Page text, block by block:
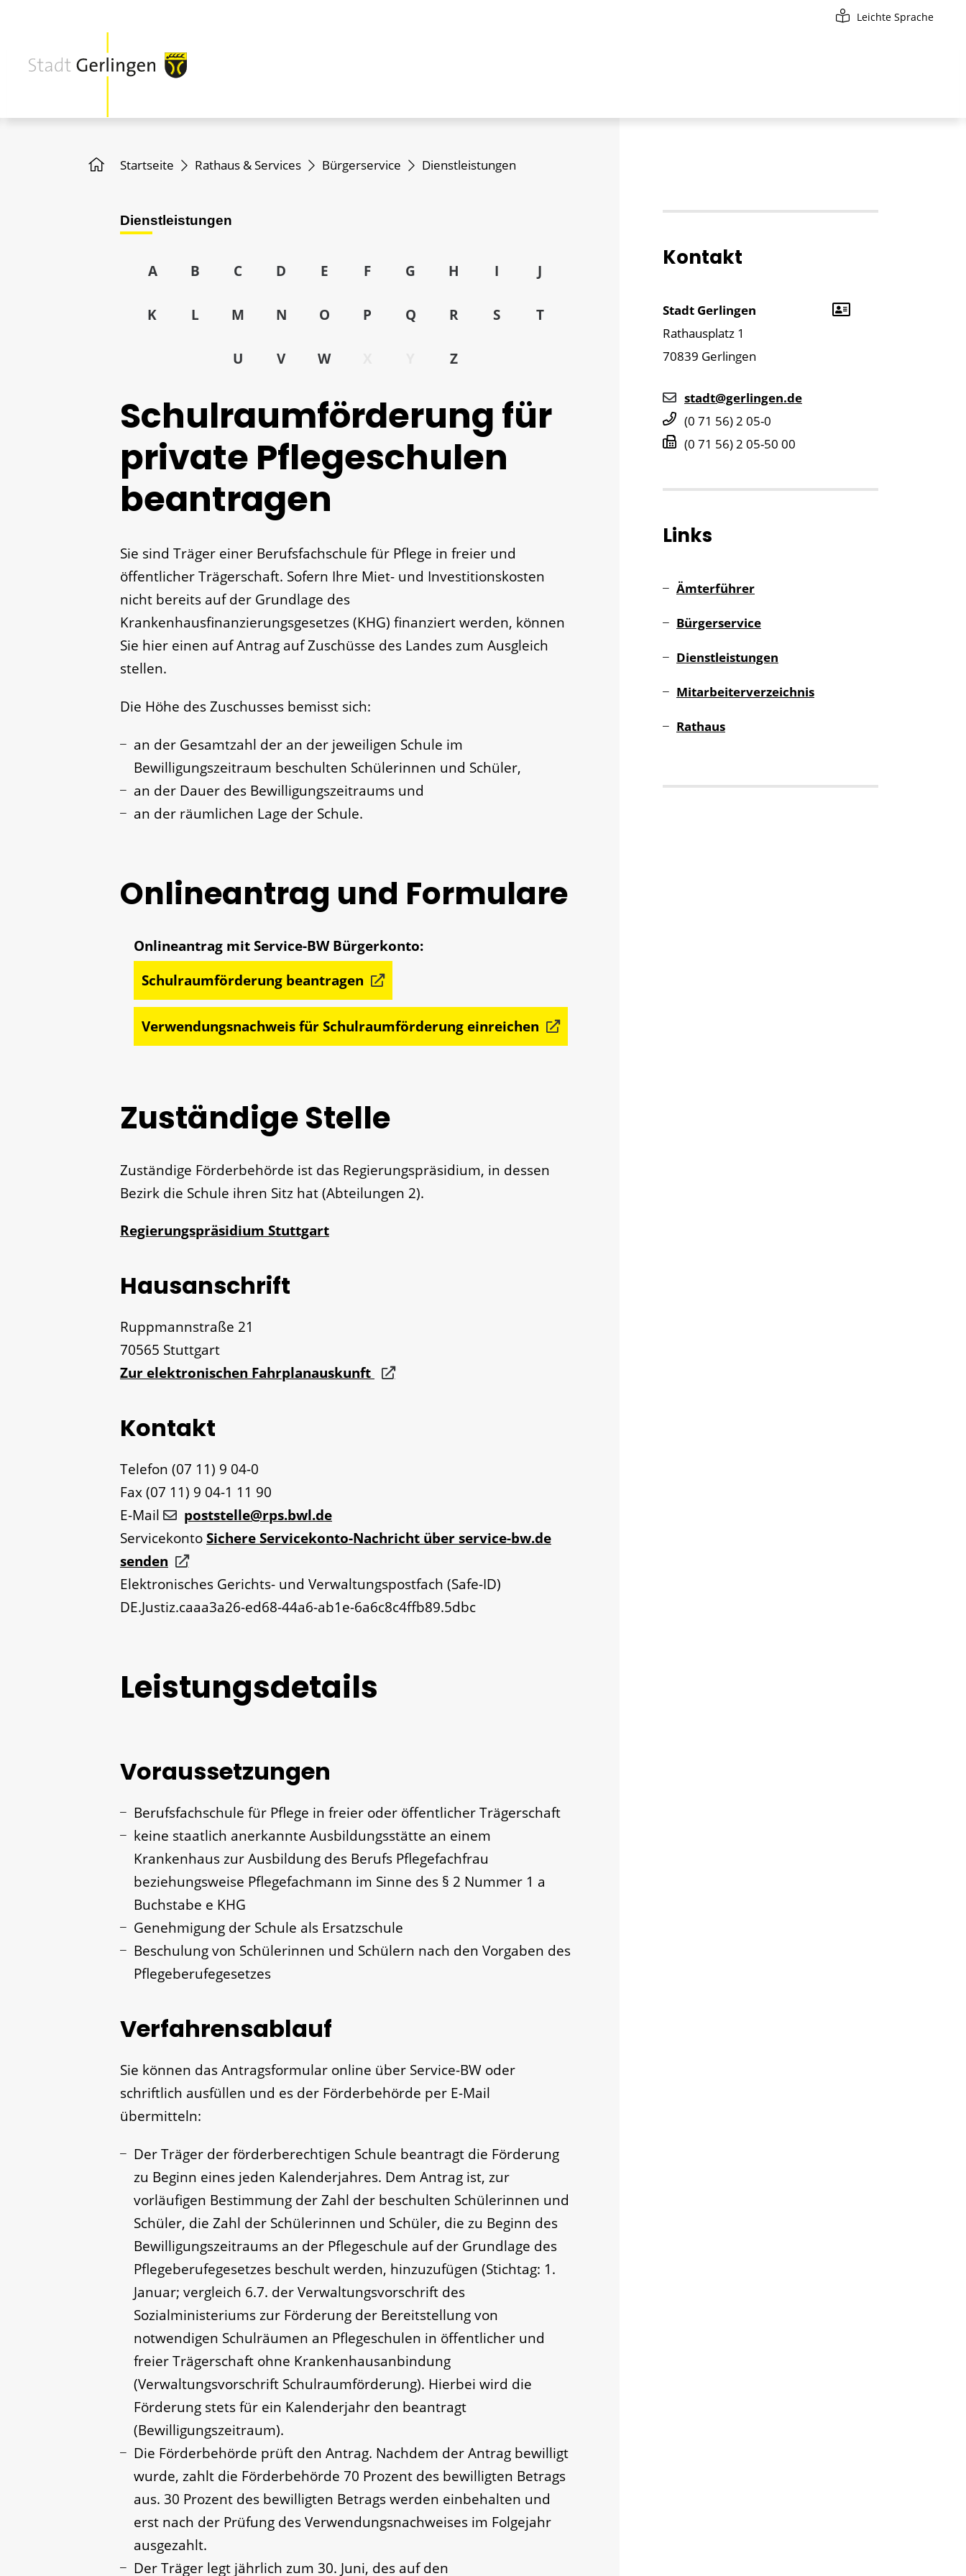
Leichte Sprache
Startseite Rathaus & Services Bürgerservice Dienstleistungen
Dienstleistungen
A B C D E F G H I J
K L M N O P Q R S T
U V W Z
Schulraumförderung für
private Pflegeschulen
beantragen
Sie sind Träger einer Berufsfachschule für Pflege in freier und
öffentlicher Trägerschaft. Sofern Ihre Miet- und Investitionskosten
nicht bereits auf der Grundlage des
Krankenhausfinanzierungsgesetzes (KHG) finanziert werden, können
Sie hier einen auf Antrag auf Zuschüsse des Landes zum Ausgleich
stellen.
Die Höhe des Zuschusses bemisst sich:
an der Gesamtzahl der an der jeweiligen Schule im
Bewilligungszeitraum beschulten Schülerinnen und Schüler,
an der Dauer des Bewilligungszeitraums und
an der räumlichen Lage der Schule.
Onlineantrag und Formulare
Schulraumförderung beantragen
Verwendungsnachweis für Schulraumförderung einreichen
Zuständige Stelle
Zuständige Förderbehörde ist das Regierungspräsidium, in dessen
Bezirk die Schule ihren Sitz hat (Abteilungen 2).
Regierungspräsidium Stuttgart
Hausanschrift
Ruppmannstraße 21
70565 Stuttgart
Zur elektronischen Fahrplanauskunft
Kontakt
Telefon (07 11) 9 04-0
Fax(07 11) 9 04-1 11 90
E-Mail
poststelle@rps.bwl.de
ServicekontoSichere Servicekonto-Nachricht über service-bw.de
senden
Elektronisches Gerichts- und Verwaltungspostfach (Safe-ID)
DE.Justiz.caaa3a26-ed68-44a6-ab1e-6a6c8c4ffb89.5dbc
Leistungsdetails
Voraussetzungen
Berufsfachschule für Pflege in freier oder öffentlicher Trägerschaft
keine staatlich anerkannte Ausbildungsstätte an einem
Krankenhaus zur Ausbildung des Berufs Pflegefachfrau
beziehungsweise Pflegefachmann im Sinne des § 2 Nummer 1 a
Buchstabe e KHG
Genehmigung der Schule als Ersatzschule
Beschulung von Schülerinnen und Schülern nach den Vorgaben des
Pflegeberufegesetzes
Verfahrensablauf
Sie können das Antragsformular online über Service-BW oder
schriftlich ausfüllen und es der Förderbehörde per E-Mail
übermitteln:
Der Träger der förderberechtigen Schule beantragt die Förderung
zu Beginn eines jeden Kalenderjahres. Dem Antrag ist, zur
vorläufigen Bestimmung der Zahl der beschulten Schülerinnen und
Schüler, die Zahl der Schülerinnen und Schüler, die zu Beginn des
Bewilligungszeitraums an der Pflegeschule auf der Grundlage des
Pflegeberufegesetzes beschult werden, hinzuzufügen (Stichtag: 1.
Januar; vergleich 6.7. der Verwaltungsvorschrift des
Sozialministeriums zur Förderung der Bereitstellung von
notwendigen Schulräumen an Pflegeschulen in öffentlicher und
freier Trägerschaft ohne Krankenhausanbindung
(Verwaltungsvorschrift Schulraumförderung). Hierbei wird die
Förderung stets für ein Kalenderjahr den beantragt
(Bewilligungszeitraum).
Die Förderbehörde prüft den Antrag. Nachdem der Antrag bewilligt
wurde, zahlt die Förderbehörde 70 Prozent des bewilligten Betrags
aus. 30 Prozent des bewilligten Betrags werden einbehalten und
erst nach der Prüfung des Verwendungsnachweises im Folgejahr
ausgezahlt.
Der Träger legt jährlich zum 30. Juni, des auf den
Kontakt
Stadt Gerlingen
Rathausplatz 1
70839 Gerlingen
stadt@gerlingen.de
(0 71 56) 2 05-0
(0 71 56) 2 05-50 00
Links
Ämterführer
Bürgerservice
Dienstleistungen
Mitarbeiterverzeichnis
Rathaus